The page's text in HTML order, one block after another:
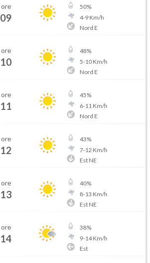
ore
09
50%
4-9Km/h
Nord E
ore
10
48%
5-10Km/h
Nord E
ore
11
45%
6-11 Km/h
Nord E
ore
12
43%
7-12 Km/h
Est NE
ore
13
40%
8-13 Km/h
Est NE
ore
14
38%
9-14Km/h
Est